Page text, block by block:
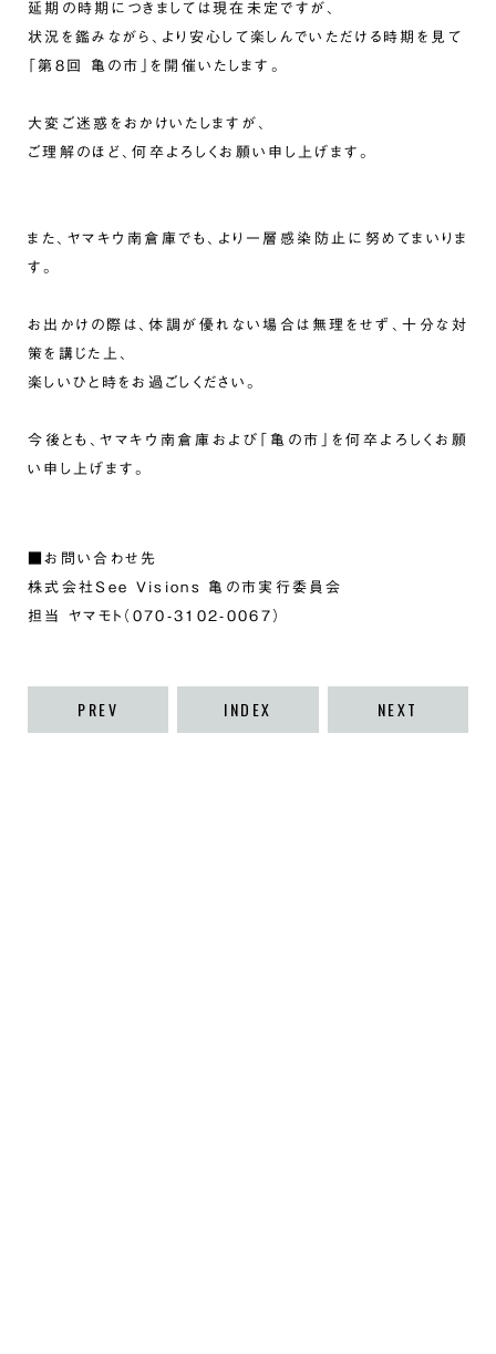
延期の時期につきましては現在未定ですが、
状況を鑑みながら、より安心して楽しんでいただける時期を見て
「第8回 亀の市」を開催いたします。
大変ご迷惑をおかけいたしますが、
ご理解のほど、何卒よろしくお願い申し上げます。
また、ヤマキウ南倉庫でも、より一層感染防止に努めてまいりま
す。
お出かけの際は、体調が優れない場合は無理をせず、十分な対
策を講じた上、
楽しいひと時をお過ごしください。
今後とも、ヤマキウ南倉庫および「亀の市」を何卒よろしくお願
い申し上げます。
■お問い合わせ先
株式会社See Visions 亀の市実行委員会
担当 ヤマモト（070-3102-0067）
PREV INDEX NEXT